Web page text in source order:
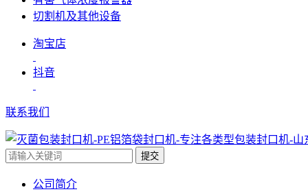
切割机及其他设备
淘宝店
抖音
联系我们
提交
公司简介